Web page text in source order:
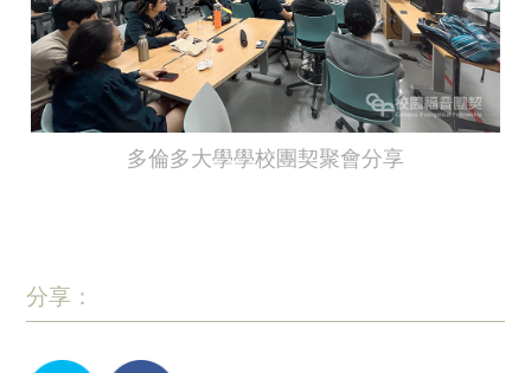
多倫多大學學校團契聚會分享
分享：